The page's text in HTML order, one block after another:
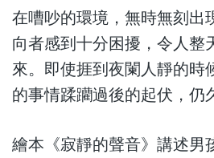
在嘈吵的環境，無時無刻出
向者感到十分困擾，令人整
來。即使捱到夜闌人靜的時
的事情蹂躪過後的起伏，仍
繪本《寂靜的聲音》講述男